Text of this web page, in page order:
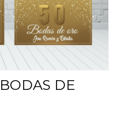
DE